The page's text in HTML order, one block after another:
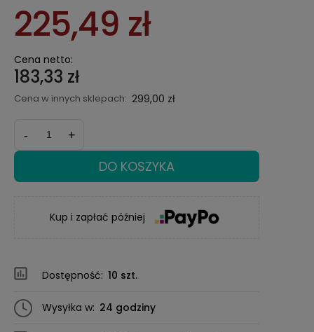
225,49 zł
Cena netto:
183,33 zł
Cena w innych sklepach: 299,00 zł
- +
DO KOSZYKA
Kup i zapłać później
Dostępność: 10 szt.
Wysyłka w: 24 godziny